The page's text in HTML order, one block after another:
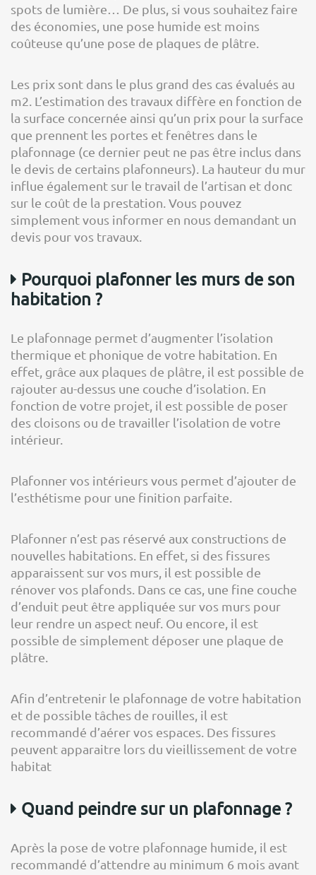
spots de lumière… De plus, si vous souhaitez faire
des économies, une pose humide est moins
coûteuse qu’une pose de plaques de plâtre.
Les prix sont dans le plus grand des cas évalués au
m2. L’estimation des travaux diffère en fonction de
la surface concernée ainsi qu’un prix pour la surface
que prennent les portes et fenêtres dans le
plafonnage (ce dernier peut ne pas être inclus dans
le devis de certains plafonneurs). La hauteur du mur
influe également sur le travail de l’artisan et donc
sur le coût de la prestation. Vous pouvez
simplement vous informer en nous demandant un
devis pour vos travaux.
Pourquoi plafonner les murs de son
habitation ?
Le plafonnage permet d’augmenter l’isolation
thermique et phonique de votre habitation. En
effet, grâce aux plaques de plâtre, il est possible de
rajouter au-dessus une couche d’isolation. En
fonction de votre projet, il est possible de poser
des cloisons ou de travailler l’isolation de votre
intérieur.
Plafonner vos intérieurs vous permet d’ajouter de
l’esthétisme pour une finition parfaite.
Plafonner n’est pas réservé aux constructions de
nouvelles habitations. En effet, si des fissures
apparaissent sur vos murs, il est possible de
rénover vos plafonds. Dans ce cas, une fine couche
d’enduit peut être appliquée sur vos murs pour
leur rendre un aspect neuf. Ou encore, il est
possible de simplement déposer une plaque de
plâtre.
Afin d’entretenir le plafonnage de votre habitation
et de possible tâches de rouilles, il est
recommandé d’aérer vos espaces. Des fissures
peuvent apparaitre lors du vieillissement de votre
habitat
Quand peindre sur un plafonnage ?
Après la pose de votre plafonnage humide, il est
recommandé d’attendre au minimum 6 mois avant